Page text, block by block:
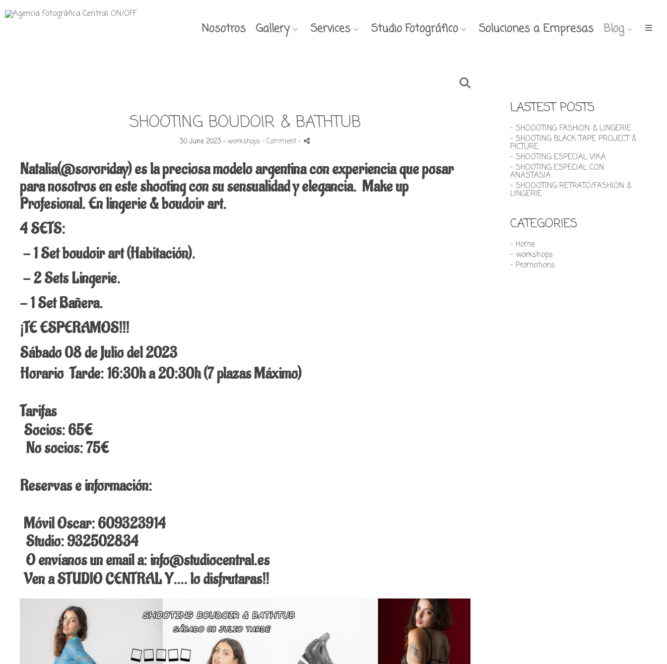
Nosotros Gallery Services Studio Fotográfico Soluciones a Empresas Blog
SHOOTING BOUDOIR & BATHTUB
30 June 2023 -workshops- Comment-
Natalia(@sororiday) es la preciosa modelo argentina con experiencia que posar
para nosotros en este shooting con su sensualidad y elegancia. Make up
Profesional. En lingerie & boudoir art.
4 SETS:
- 1 Set boudoir art (Habitación).
- 2 Sets Lingerie.
- 1 Set Bañera.
¡TE ESPERAMOS!!!
Sábado 08 de Julio del 2023
Horario Tarde: 16:30h a 20:30h (7 plazas Máximo)
Tarifas
Socios: 65€
No socios: 75€
Reservas e información:
Móvil Oscar: 609323914
Studio: 932502834
O envíanos un email a: info@studiocentral.es
Ven a STUDIO CENTRAL Y…. lo disfrutaras!!
LASTEST POSTS
- SHOOOTING FASHION & LINGERIE
- SHOOTING BLACK TAPE PROJECT &
PICTURE
- SHOOTING ESPECIAL VIKA
- SHOOTING ESPECIAL CON
ANASTASIA
- SHOOOTING RETRATO/FASHION &
LINGERIE
CATEGORIES
- Home
- workshops
- Promotions